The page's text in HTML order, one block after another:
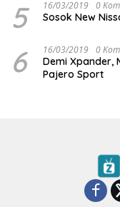
5 16/03/2019 0
Sosok New
6 16/03/2019 0
Demi Xpander,
Pajero Sport